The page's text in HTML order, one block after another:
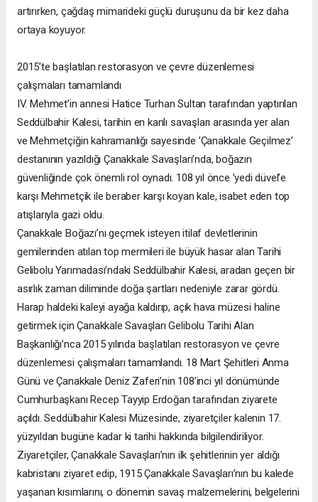
artırırken, çağdaş mimarideki güçlü duruşunu da bir kez daha
ortaya koyuyor.
2015’te başlatılan restorasyon ve çevre düzenlemesi
çalışmaları tamamlandı
IV. Mehmet’in annesi Hatice Turhan Sultan tarafından yaptırılan
Seddülbahir Kalesi, tarihin en kanlı savaşları arasında yer alan
ve Mehmetçiğin kahramanlığı sayesinde ’Çanakkale Geçilmez’
destanının yazıldığı Çanakkale Savaşları’nda, boğazın
güvenliğinde çok önemli rol oynadı. 108 yıl önce ’yedi düvel’e
karşı Mehmetçik ile beraber karşı koyan kale, isabet eden top
atışlarıyla gazi oldu.
Çanakkale Boğazı’nı geçmek isteyen itilaf devletlerinin
gemilerinden atılan top mermileri ile büyük hasar alan Tarihi
Gelibolu Yarımadası’ndaki Seddülbahir Kalesi, aradan geçen bir
asırlık zaman diliminde doğa şartları nedeniyle zarar gördü.
Harap haldeki kaleyi ayağa kaldırıp, açık hava müzesi haline
getirmek için Çanakkale Savaşları Gelibolu Tarihi Alan
Başkanlığı’nca 2015 yılında başlatılan restorasyon ve çevre
düzenlemesi çalışmaları tamamlandı. 18 Mart Şehitleri Anma
Günü ve Çanakkale Deniz Zaferi’nin 108’inci yıl dönümünde
Cumhurbaşkanı Recep Tayyip Erdoğan tarafından ziyarete
açıldı. Seddülbahir Kalesi Müzesinde, ziyaretçiler kalenin 17.
yüzyıldan bugüne kadar ki tarihi hakkında bilgilendiriliyor.
Ziyaretçiler, Çanakkale Savaşları’nın ilk şehitlerinin yer aldığı
kabristanı ziyaret edip, 1915 Çanakkale Savaşları’nın bu kalede
yaşanan kısımlarını, o dönemin savaş malzemelerini, belgelerini